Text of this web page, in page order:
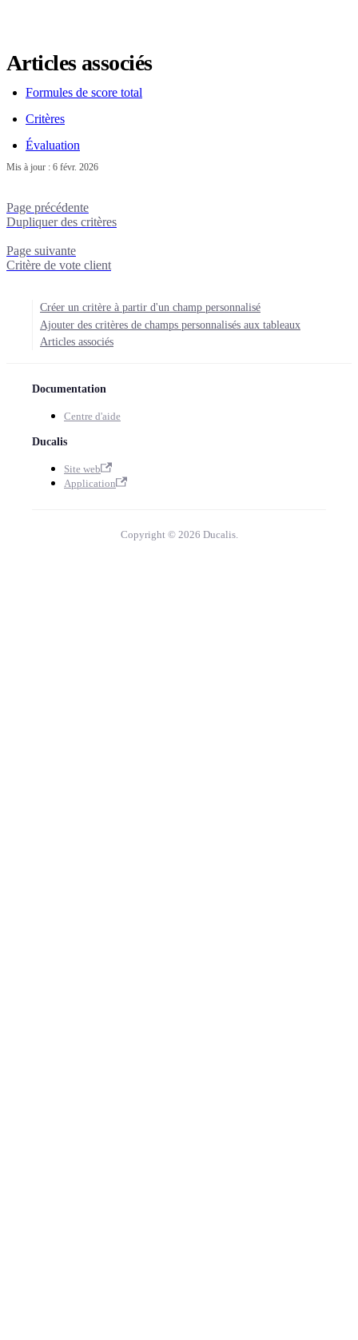
Articles associés
Formules de score total
Critères
Évaluation
Mis à jour : 6 févr. 2026
Page précédente
Dupliquer des critères
Page suivante
Critère de vote client
Créer un critère à partir d'un champ personnalisé
Ajouter des critères de champs personnalisés aux tableaux
Articles associés
Documentation
Centre d'aide
Ducalis
Site web
Application
Copyright © 2026 Ducalis.